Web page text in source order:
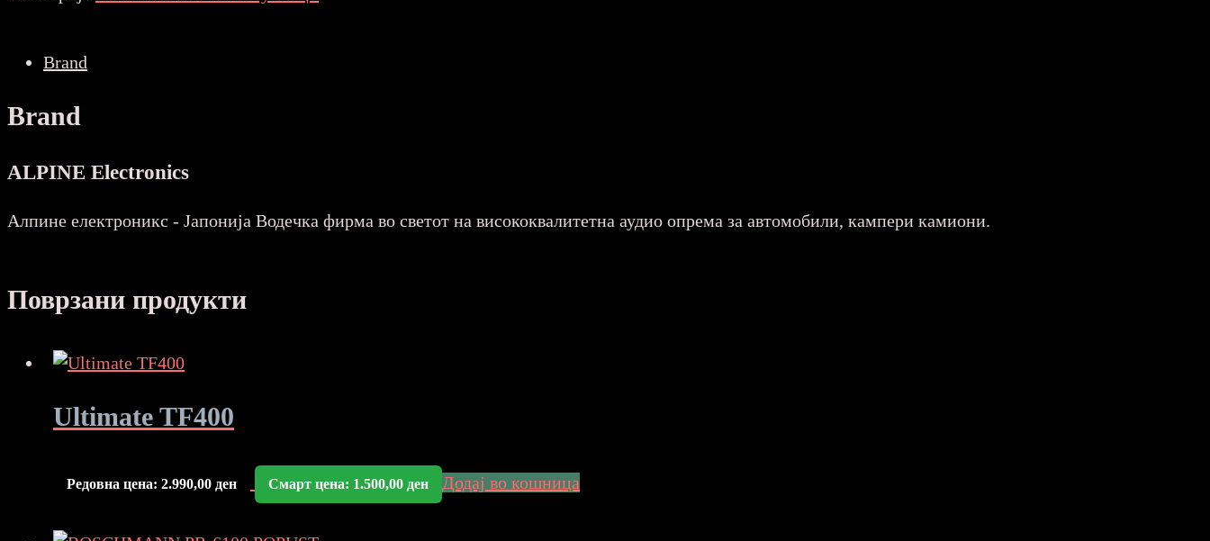
Brand
Brand
ALPINE Electronics
Алпине електроникс - Јапонија Водечка фирма во светот на висококвалитетна аудио опрема за автомобили, кампери камиони.
Поврзани продукти
Ultimate TF400
Редовна цена: 2.990,00 ден Смарт цена: 1.500,00 ден Додај во кошница